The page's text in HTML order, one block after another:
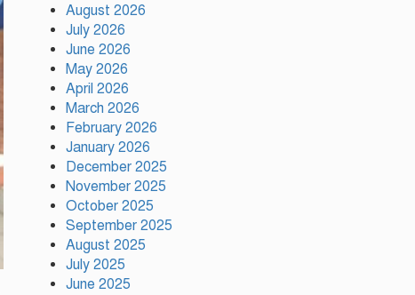
জমিয়ত
August 2026
July 2026
June 2026
May 2026
April 2026
March 2026
February 2026
January 2026
December 2025
November 2025
October 2025
September 2025
August 2025
July 2025
June 2025